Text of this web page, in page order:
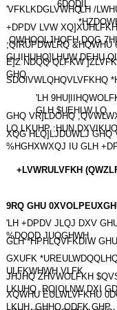
6DODIL
'VFKLKDGLVWHQ'LH /
+DPDV LVW
,QWHOOLJHQFH DQG
,QIRUPDWLRQ &HQWHU
GLIIHUHQ]LHUW DEHU
E]Z NDQQ QLFKW
GHQ
SDOlVWLQHQVLVFKHQ
'LH
GLH $UEHLW LQ
GHQ VR]LDOHQ
LQ LKUHP :HUN
XQG HLQ]LJDUWLJ GHQ
%HGHXWXQJ IU GLH
+LVWRULVFKH
9RQ GHU
'LH +DPDV JLQJ DXV
%DQQD JUQGHWH
GLH *HPHLQVFKDIW
GXUFK
ULFKWHWH VLFK
JHJHQ ZHVWOLFKH
LKUHQ .RQIOLNW DXI
XQWHU EULWLVFKHU
LKUH ,GHHQ QDFK GHP